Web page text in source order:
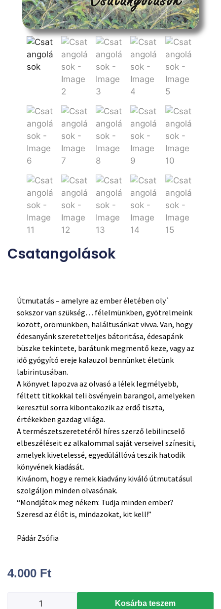
Csatangolások
Útmutatás – amelyre az ember életében oly`
sokszor van szükség… félelmünkben, gyötrelmeink
között, örömünkben, haláltusánkat vivva. Van, hogy
édesanyánk szeretetteljes bátoritása, édesapánk
büszke tekintete, barátunk megmentő keze, vagy az
idő gyógyító ereje kalauzol bennünket életünk
labirintusában.
A könyvet lapozva az olvasó a lélek legmélyebb,
féltett titkokkal teli ösvényein barangol, amelyeken
keresztül sorra kibontakozik az erdő tiszta,
értékekben gazdag világa.
A természetszeretetéről híres szerző lebilincselő
elbeszéléseit ez alkalommal saját verseivel színesiti,
amelyek kivetelessé, egyedülállóvá teszik hatodik
könyvének kiadását.
Kivánom, hogy e remek kiadvány kiváló útmutatásul
szolgáljon minden olvasónak.
“Mondjátok meg nékem: Tudja minden ember?
Szeresd az élőt is, mindazokat, kit kell!”
Pádár Zsófia
4.000 Ft
Kosárba teszem